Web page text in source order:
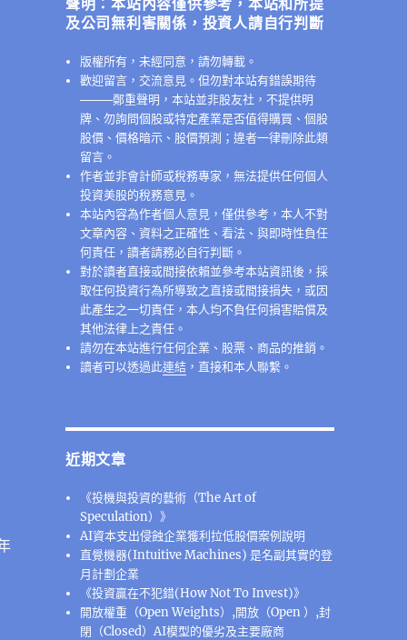
聲明：本站內容僅供參考，本站和所提
及公司無利害關係，投資人請自行判斷
版權所有，未經同意，請勿轉載。
歡迎留言，交流意見。但勿對本站有錯誤期待
────鄭重聲明，本站並非股友社，不提供明
牌、勿詢問個股或特定產業是否值得購買、個股
股價、價格暗示、股價預測；違者一律刪除此類
留言。
作者並非會計師或稅務專家，無法提供任何個人
投資美股的稅務意見。
本站內容為作者個人意見，僅供參考，本人不對
文章內容、資料之正確性、看法、與即時性負任
何責任，讀者請務必自行判斷。
對於讀者直接或間接依賴並參考本站資訊後，採
取任何投資行為所導致之直接或間接損失，或因
此產生之一切責任，本人均不負任何損害賠償及
其他法律上之責任。
請勿在本站進行任何企業、股票、商品的推銷。
讀者可以透過此連結 ，直接和本人聯繫。
近期文章
《投機與投資的藝術（The Art of
Speculation）》
AI資本支出侵蝕企業獲利拉低股價案例說明
直覺機器(Intuitive Machines) 是名副其實的登
月計劃企業
《投資贏在不犯錯(How Not To Invest)》
開放權重（Open Weights）,開放（Open ）,封
閉（Closed）AI模型的優劣及主要廠商